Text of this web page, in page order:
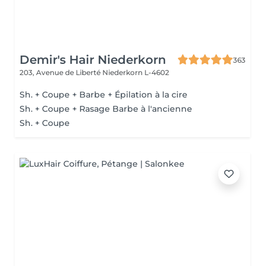
Demir's Hair Niederkorn
363
203, Avenue de Liberté Niederkorn L-4602
Sh. + Coupe + Barbe + Épilation à la cire
Sh. + Coupe + Rasage Barbe à l'ancienne
Sh. + Coupe